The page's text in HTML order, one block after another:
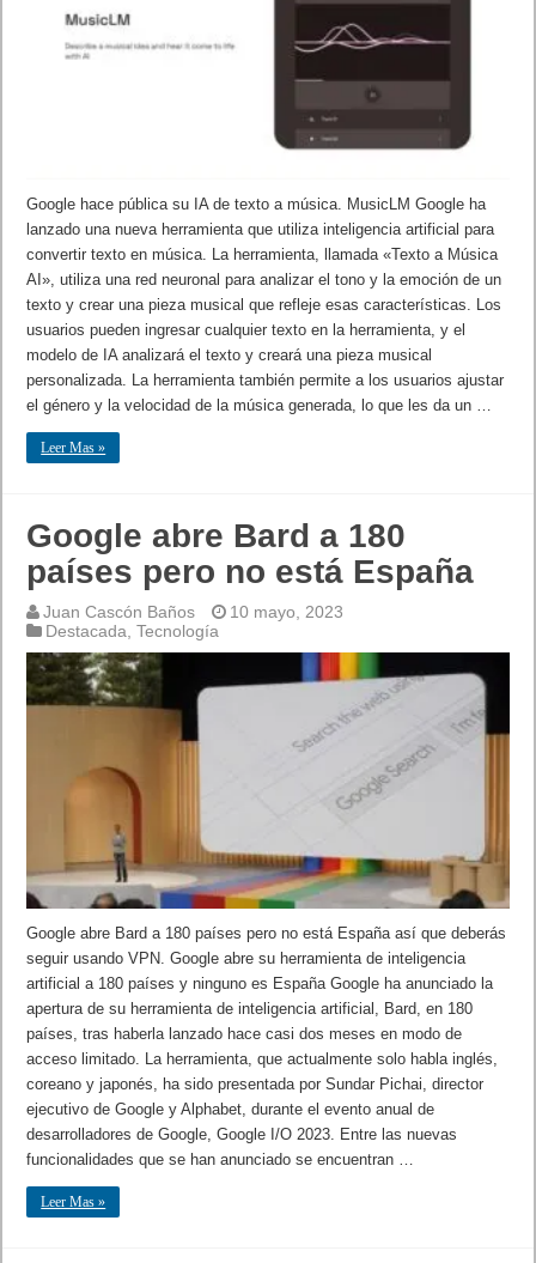
Google hace pública su IA de texto a música. MusicLM Google ha
lanzado una nueva herramienta que utiliza inteligencia artificial para
convertir texto en música. La herramienta, llamada «Texto a Música
AI», utiliza una red neuronal para analizar el tono y la emoción de un
texto y crear una pieza musical que refleje esas características. Los
usuarios pueden ingresar cualquier texto en la herramienta, y el
modelo de IA analizará el texto y creará una pieza musical
personalizada. La herramienta también permite a los usuarios ajustar
el género y la velocidad de la música generada, lo que les da un …
Leer Mas »
Google abre Bard a 180
países pero no está España
Juan Cascón Baños
10 mayo, 2023
Destacada ,Tecnología
Google abre Bard a 180 países pero no está España así que deberás
seguir usando VPN. Google abre su herramienta de inteligencia
artificial a 180 países y ninguno es España Google ha anunciado la
apertura de su herramienta de inteligencia artificial, Bard, en 180
países, tras haberla lanzado hace casi dos meses en modo de
acceso limitado. La herramienta, que actualmente solo habla inglés,
coreano y japonés, ha sido presentada por Sundar Pichai, director
ejecutivo de Google y Alphabet, durante el evento anual de
desarrolladores de Google, Google I/O 2023. Entre las nuevas
funcionalidades que se han anunciado se encuentran …
Leer Mas »